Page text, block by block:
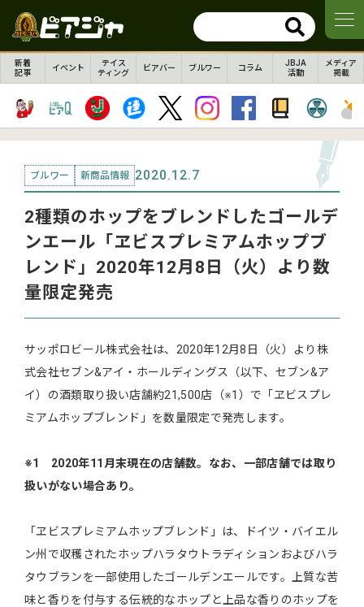
新着
記事
イベント
テイス
ティング
ビアバー ブルワー コラム
JBJA
活動
メディア
掲載
ブルワー 新商品情報 2020.12.7
2種類のホップをブレンドしたゴールデ
ンエール「ヱビスプレミアムホップブ
レンド」2020年12月8日（火）より数
量限定発売
サッポロビール株式会社は、2020年12月8日（火）より株
式会社セブン&アイ・ホールディングス（以下、セブン&ア
イ）の酒類取り扱い店舗約21,500店（※1）で「ヱビスプレ
ミアムホップブレンド」を数量限定で発売します。
※1 2020年11 月末現在の店舗数。なお、一部店舗では取り
扱いがない場合あり。
「ヱビスプレミアムホップブレンド」は、ドイツ・バイエル
ン州で収穫されたホップハラタウトラディションおよびハラ
タウブランを一部使用したゴールデンエールです。上質な苦
味と香りを付与する伝統的なホップと上品な香りのホップを